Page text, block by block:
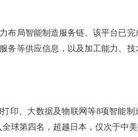
局智能制造服务链。该平台已完
务等供应信息，以及加工能力、技
印、大数据及物联网等8项智能制
球第四名，超越日本，仅次于中美